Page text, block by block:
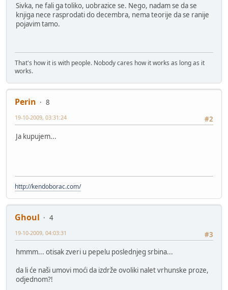
Sivka, ne fali ga toliko, uobrazice se. Nego, nadam se da se
knjiga nece rasprodati do decembra, nema teorije da se ranije
pojavim tamo.
That's how it is with people. Nobody cares how it works as long as it
works.
Perin
8
#2
19-10-2009, 03:31:24
Ja kupujem...
http://kendoborac.com/
Ghoul
4
#3
19-10-2009, 04:03:31
hmmm... otisak zveri u pepelu poslednjeg srbina...
da li će naši umovi moći da izdrže ovoliki nalet vrhunske proze,
odjednom?!